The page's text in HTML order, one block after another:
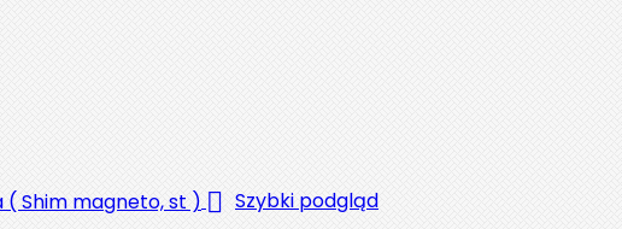
 Szybki podgląd